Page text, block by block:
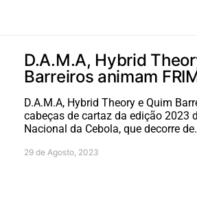
D.A.M.A, Hybrid
Barreiros animam
D.A.M.A, Hybrid Theory e Quim
cabeças de cartaz da edição 2023
Nacional da Cebola, que decorre
29 de Agosto, 2023